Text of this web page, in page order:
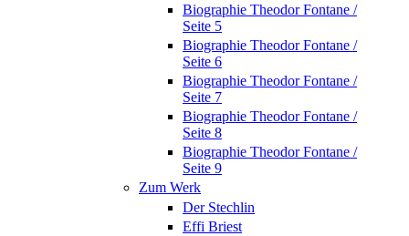
Biographie Theodor Fontane /
Seite 5
Biographie Theodor Fontane /
Seite 6
Biographie Theodor Fontane /
Seite 7
Biographie Theodor Fontane /
Seite 8
Biographie Theodor Fontane /
Seite 9
Zum Werk
Der Stechlin
Effi Briest